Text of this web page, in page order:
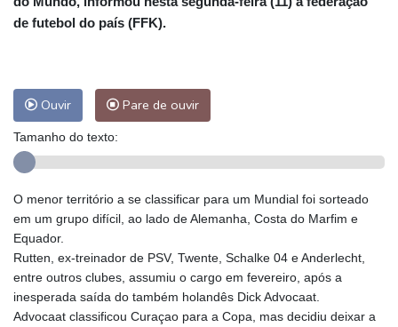
de futebol do país (FFK).
Ouvir Pare de ouvir
Tamanho do texto:
O menor território a se classificar para um Mundial foi sorteado
em um grupo difícil, ao lado de Alemanha, Costa do Marfim e
Equador.
Rutten, ex-treinador de PSV, Twente, Schalke 04 e Anderlecht,
entre outros clubes, assumiu o cargo em fevereiro, após a
inesperada saída do também holandês Dick Advocaat.
Advocaat classificou Curaçao para a Copa, mas decidiu deixar a